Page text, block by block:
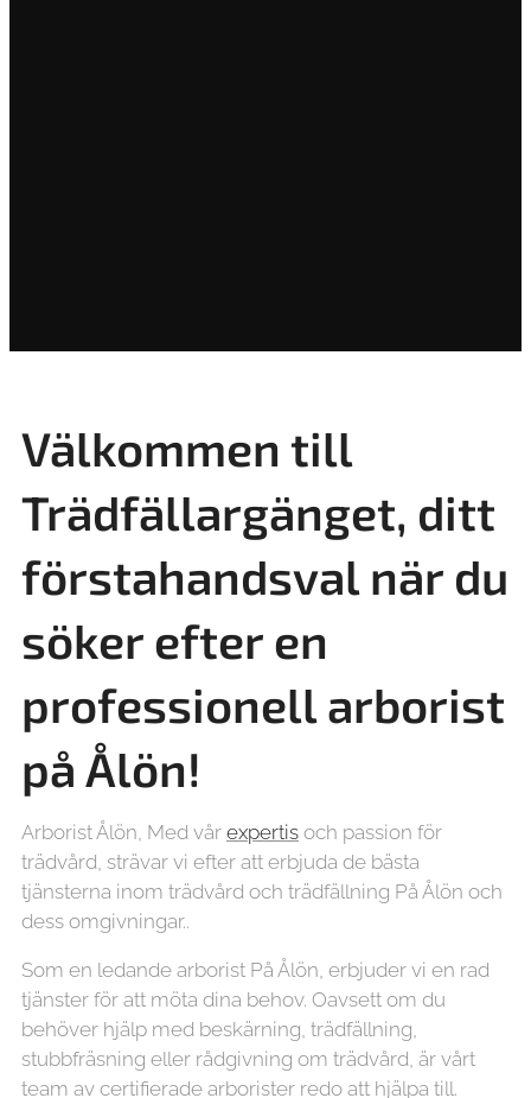
Välkommen till
Trädfällargänget, ditt
förstahandsval när du
söker efter en
professionell arborist
på Ålön!
Arborist Ålön, Med vår expertis och passion för
trädvård, strävar vi efter att erbjuda de bästa
tjänsterna inom trädvård och trädfällning På Ålön och
dess omgivningar..
Som en ledande arborist På Ålön, erbjuder vi en rad
tjänster för att möta dina behov. Oavsett om du
behöver hjälp med beskärning, trädfällning,
stubbfräsning eller rådgivning om trädvård, är vårt
team av certifierade arborister redo att hjälpa till.